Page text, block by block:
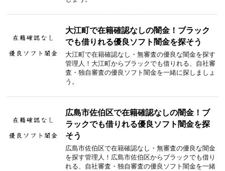
大江町で在籍確認なしの闇金！ブラック
でも借りれる優良ソフト闇金を探そう
大江町で在籍確認なし・無審査の優良な闇金を探す
管理人！大江町からブラックでも借りれる、自社審
査・独自審査の優良ソフト闇金を一緒に探しましょ
う。
広島市佐伯区で在籍確認なしの闇金！ブ
ラックでも借りれる優良ソフト闇金を探
そう
広島市佐伯区で在籍確認なし・無審査の優良な闇金
を探す管理人！広島市佐伯区からブラックでも借り
れる、自社審査・独自審査の優良ソフト闇金を一緒